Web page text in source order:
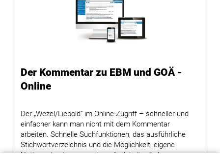
Der Kommentar zu EBM und GOÄ -
Online
Der „Wezel/Liebold“ im Online-Zugriff – schneller und
einfacher kann man nicht mit dem Kommentar
arbeiten. Schnelle Suchfunktionen, das ausführliche
Stichwortverzeichnis und die Möglichkeit, eigene
Notizen abzulegen, machen die Arbeit mit dem